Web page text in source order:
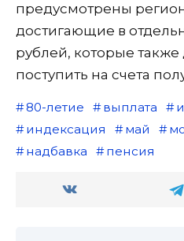
предусмотрены
достигающие в
рублей, которые
поступить на счета
80-летие выплата
индексация
май
надбавка
пенсия